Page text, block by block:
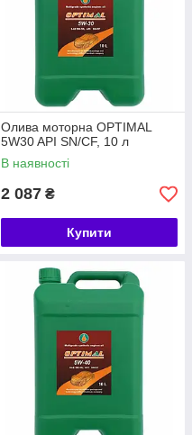
Олива моторна OPTIMAL
5W30 API SN/CF, 10 л
В наявності
2 087 ₴
Купити